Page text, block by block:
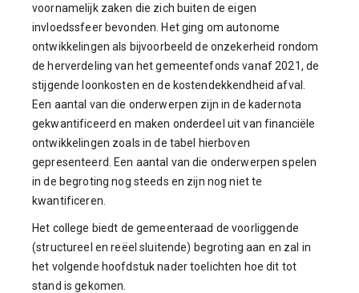
voornamelijk zaken die zich buiten de eigen
invloedssfeer bevonden. Het ging om autonome
ontwikkelingen als bijvoorbeeld de onzekerheid rondom
de herverdeling van het gemeentefonds vanaf 2021, de
stijgende loonkosten en de kostendekkendheid afval.
Een aantal van die onderwerpen zijn in de kadernota
gekwantificeerd en maken onderdeel uit van financiële
ontwikkelingen zoals in de tabel hierboven
gepresenteerd. Een aantal van die onderwerpen spelen
in de begroting nog steeds en zijn nog niet te
kwantificeren.
Het college biedt de gemeenteraad de voorliggende
(structureel en reëel sluitende) begroting aan en zal in
het volgende hoofdstuk nader toelichten hoe dit tot
stand is gekomen.